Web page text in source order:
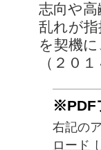
志向や
乱れが
を契機
（２０
※PDF
右記の
ロード